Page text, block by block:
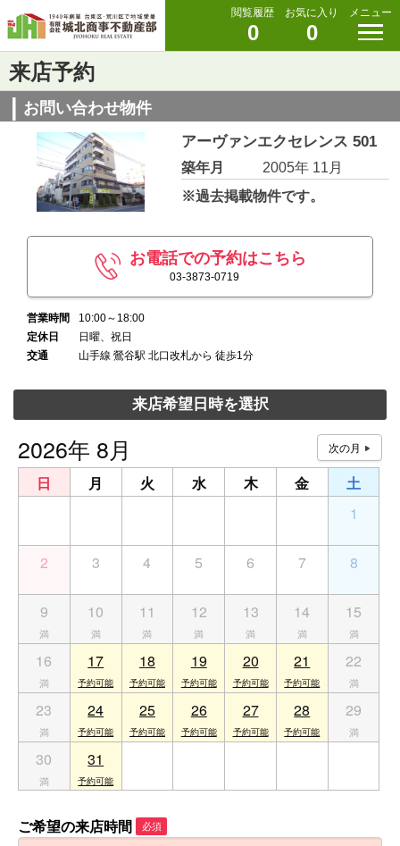
閲覧履歴
0
お気に入り
0
メニュー
来店予約
お問い合わせ物件
アーヴァンエクセレンス 501
築年月
2005年 11月
※過去掲載物件です。
お電話での予約はこちら
03-3873-0719
営業時間
10:00～18:00
定休日
日曜、祝日
交通
山手線 鶯谷駅 北口改札から 徒歩1分
来店希望日時を選択
2026年 8月
日 月 火 水 木 金
土
1
2 3 4 5 6 7 8
9 10 11 12 13 14 15
16 17 18 19 20 21 22
23 24 25 26 27 28 29
30 31
ご希望の来店時間 必須